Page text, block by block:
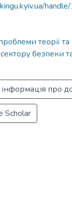
теорії
безпеки
про
Scholar